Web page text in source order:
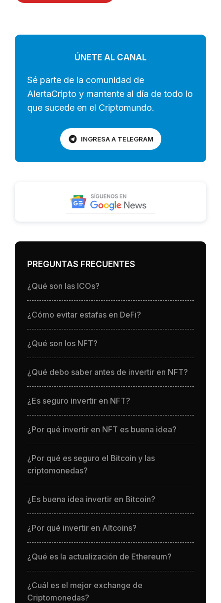
ÚNETE AL CANAL
Sé parte de la comunidad de
AlertaCripto y mantente al día de todo lo
que sucede en el Criptomundo.
INGRESA A TELEGRAM
PREGUNTAS FRECUENTES
¿Qué son las ICOs?
¿Cómo evitar estafas en DeFi?
¿Qué son los NFT?
¿Qué debo saber antes de invertir en NFT?
¿Es seguro invertir en NFT?
¿Por qué invertir en NFT es buena idea?
¿Por qué es seguro el Bitcoin y las
criptomonedas?
¿Es buena idea invertir en Bitcoin?
¿Por qué invertir en Altcoins?
¿Qué es la actualización de Ethereum?
¿Cuál es el mejor exchange de
Criptomonedas?